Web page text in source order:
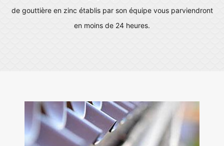
de gouttière en zinc établis par son équipe vous parviendront
en moins de 24 heures.